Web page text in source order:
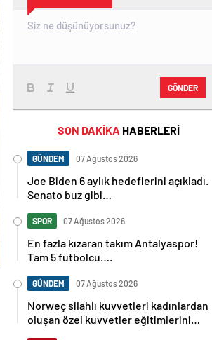
GÖNDER
SON DAKİKA HABERLERİ
GÜNDEM 07 Ağustos 2026
Joe Biden 6 aylık hedeflerini açıkladı.
Senato buz gibi…
SPOR 07 Ağustos 2026
En fazla kızaran takım Antalyaspor!
Tam 5 futbolcu….
GÜNDEM 07 Ağustos 2026
Norweç silahlı kuvvetleri kadınlardan
oluşan özel kuvvetler eğitimlerini